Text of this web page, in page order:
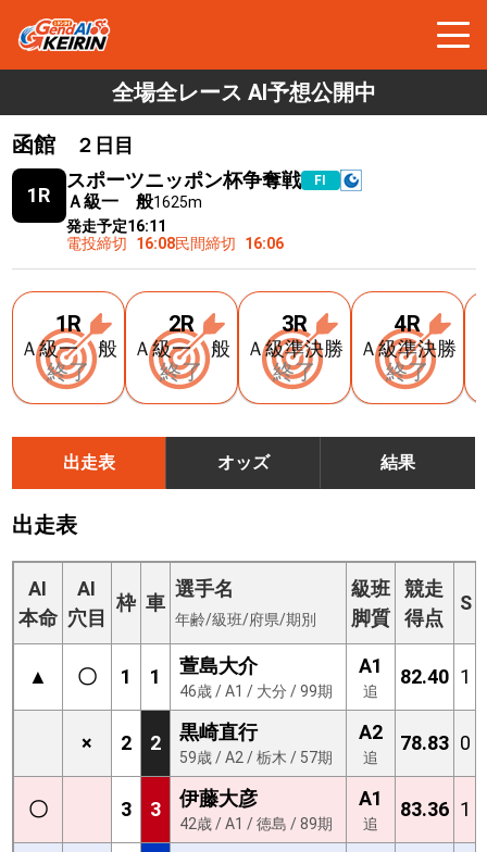
全場全レース AI予想公開中
函館
２日目
1R
スポーツニッポン杯争奪戦 FⅠ
Ａ級一 般1625m
発走予定16:11
電投締切
16:08民間締切 16:06
1R
Ａ級一 般
終了
2R
Ａ級一 般
終了
3R
Ａ級準決勝
終了
4R
Ａ級準決勝
終了
出走表 オッズ 結果
出走表
AI
本命
AI
穴目
枠 車
選手名
年齢/級班/府県/期別
級班
脚質
競走
得点
S
▲ 〇 1 1 萱島大介
46歳 / A1 / 大分 / 99期
A1
追
82.40 1
× 2 2 黒崎直行
59歳 / A2 / 栃木 / 57期
A2
追
78.83 0
〇 3 3 伊藤大彦
42歳 / A1 / 徳島 / 89期
A1
追
83.36 1